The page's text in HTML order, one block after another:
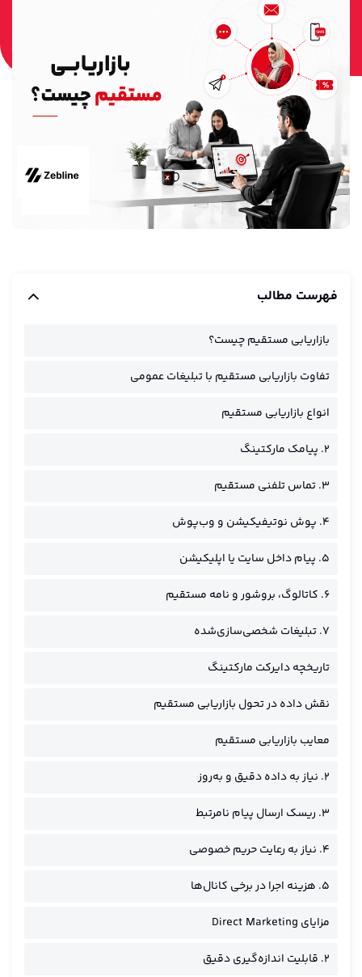
مارکتینگ اتومیشن
فهرست مطالب
بازاریابی مستقیم چیست؟
تفاوت بازاریابی مستقیم با تبلیغات عمومی
انواع بازاریابی مستقیم
۲. پیامک مارکتینگ
۳. تماس تلفنی مستقیم
۴. پوش نوتیفیکیشن و وب‌پوش
۵. پیام داخل سایت یا اپلیکیشن
۶. کاتالوگ، بروشور و نامه مستقیم
۷. تبلیغات شخصی‌سازی‌شده
تاریخچه دایرکت مارکتینگ
نقش داده در تحول بازاریابی مستقیم
معایب بازاریابی مستقیم
۲. نیاز به داده دقیق و به‌روز
۳. ریسک ارسال پیام نامرتبط
۴. نیاز به رعایت حریم خصوصی
۵. هزینه اجرا در برخی کانال‌ها
مزایای Direct Marketing
۲. قابلیت اندازه‌گیری دقیق